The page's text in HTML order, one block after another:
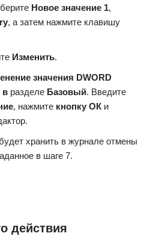
Новое значение 1,
, а затем нажмите клавишу
Изменить.
значения DWORD
в разделе Базовый. Введите
, нажмите кнопку ОК и
хранить в журнале отмены
в шаге 7.
действия